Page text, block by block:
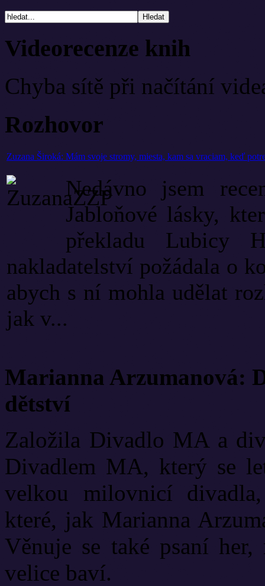
Videorecenze knih
Chyba sítě při načítání
Rozhovor
Zuzana Široká: Mám svoje stromy, miesta, kam sa vraciam, keď
Nedávno jsem
Jabloňové lásky,
překladu Lubicy
nakladatelství požádala o
abych s ní mohla udělat
jak v...
Marianna Arzumanová:
dětství
Založila Divadlo MA a
Divadlem MA, který se
velkou milovnicí
které, jak Marianna
Věnuje se také psaní
velice baví.